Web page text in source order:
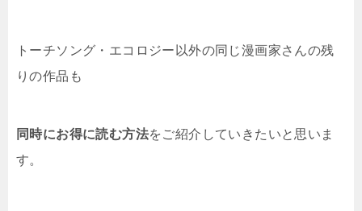
トーチソング・エコロジー以外の同じ漫画家さんの残
りの作品も
同時にお得に読む方法をご紹介していきたいと思いま
す。